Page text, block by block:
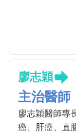
廖志穎
主治醫師
廖志穎醫師專
癌、肝癌、直